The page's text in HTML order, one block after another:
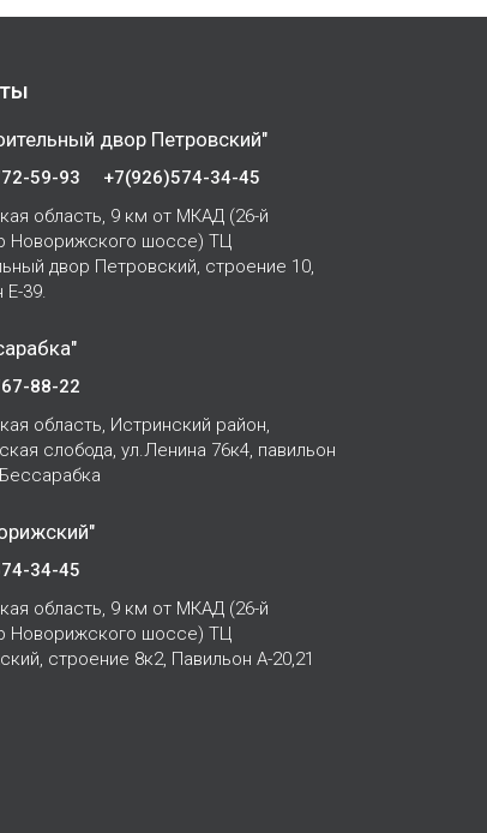
двор Петровский"
59-93
+7(926)574-34-45
область, 9 км от МКАД (26-й
Новорижского шоссе) ТЦ
двор Петровский, строение 10,
Е-39.
88-22
область, Истринский район,
слобода, ул.Ленина 76к4, павильон
34-45
область, 9 км от МКАД (26-й
Новорижского шоссе) ТЦ
строение 8к2, Павильон А-20,21